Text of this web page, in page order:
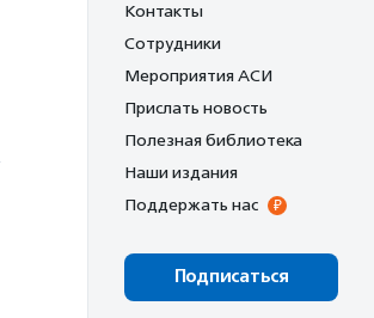
Контакты
Сотрудники
Мероприятия АСИ
Прислать новость
Полезная библиотека
Наши издания
Поддержать нас
Подписаться